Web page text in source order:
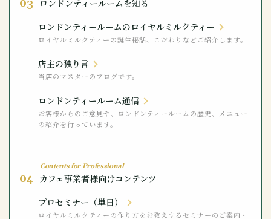
03
ロンドンティールームを知る
ロンドンティールームのロイヤルミルクティー
ロイヤルミルクティーの誕生秘話、こだわりなどご紹介します。
店主の独り言
当店のマスターのブログです。
ロンドンティールーム通信
お客様からのご意見や、ロンドンティールームの歴史、メニュー
の紹介を行っています。
Contents for Professional
04 カフェ事業者様向けコンテンツ
プロセミナー（単日）
ロイヤルミルクティーの作り方をお教えするセミナーのご案内・